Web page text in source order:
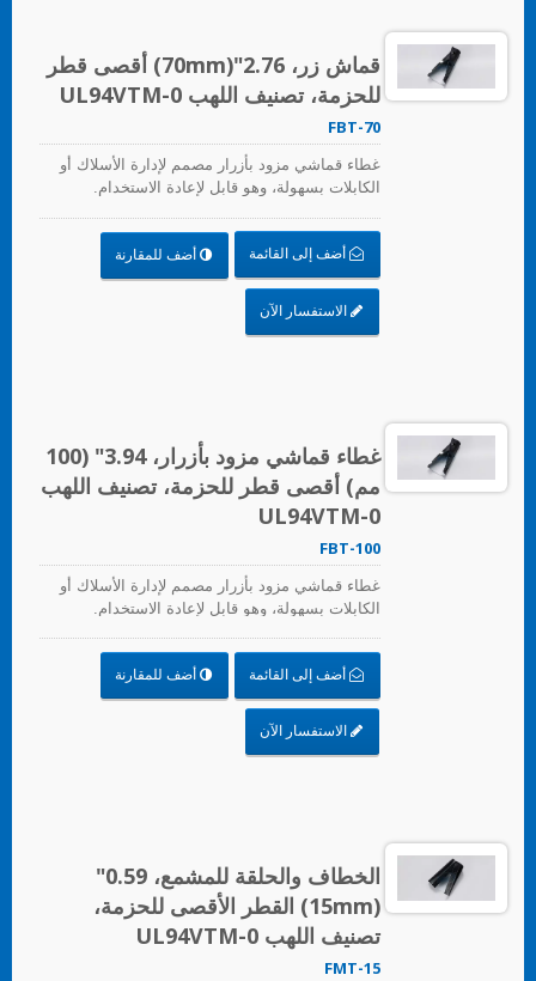
قماش زر، 2.76"(70mm) أقصى قطر
للحزمة، تصنيف اللهب UL94VTM-0
FBT-70
غطاء قماشي مزود بأزرار مصمم لإدارة الأسلاك أو
الكابلات بسهولة، وهو قابل لإعادة الاستخدام.
أضف إلى القائمة أضف للمقارنة
الاستفسار الآن
غطاء قماشي مزود بأزرار، 3.94" (100
مم) أقصى قطر للحزمة، تصنيف اللهب
UL94VTM-0
FBT-100
غطاء قماشي مزود بأزرار مصمم لإدارة الأسلاك أو
الكابلات بسهولة، وهو قابل لإعادة الاستخدام.
أضف إلى القائمة أضف للمقارنة
الاستفسار الآن
الخطاف والحلقة للمشمع، 0.59"
(15mm) القطر الأقصى للحزمة،
تصنيف اللهب UL94VTM-0
FMT-15